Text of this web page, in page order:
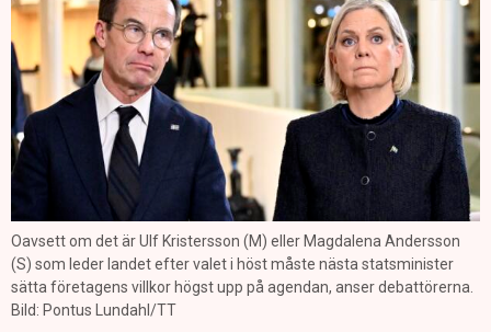
Oavsett om det är Ulf Kristersson (M) eller Magdalena Andersson
(S) som leder landet efter valet i höst måste nästa statsminister
sätta företagens villkor högst upp på agendan, anser debattörerna.
Bild: Pontus Lundahl/TT